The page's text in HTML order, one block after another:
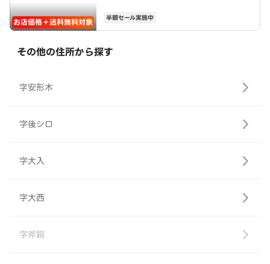
お店価格＋送料無料対象 半額セール実施中
その他の住所から探す
字安形木
字後シロ
字大入
字大西
字斧鎔